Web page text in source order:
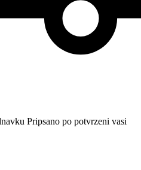
Pripsano po potvrzeni vasi